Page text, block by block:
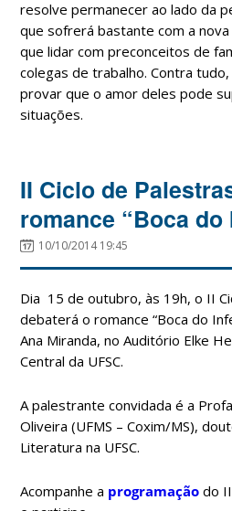
resolve permanecer ao lado da
que sofrerá bastante com a
que lidar com preconceitos de
colegas de trabalho. Contra
provar que o amor deles pode
situações.
II Ciclo de
romance “Boca do
10/10/2014 19:45
Dia 15 de outubro, às 19h, o II
debaterá o romance “Boca do
Ana Miranda, no Auditório Elke
Central da UFSC.
A palestrante convidada é a
Oliveira (UFMS – Coxim/MS),
Literatura na UFSC.
Acompanhe a programação do